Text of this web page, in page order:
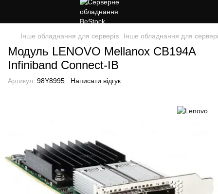
Інше обладнання для серверів Інше обладнання для
Модуль LENOVO Mellanox CB194A
Infiniband Connect-IB
Артикул: 98Y8995 Написати відгук